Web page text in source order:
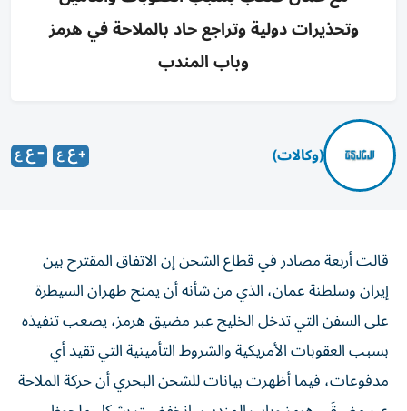
وتحذيرات دولية وتراجع حاد بالملاحة في هرمز
وباب المندب
(وكالات)
قالت أربعة مصادر في قطاع الشحن إن الاتفاق المقترح بين
إيران وسلطنة عمان، الذي من ‌شأنه أن يمنح طهران السيطرة
على السفن التي تدخل الخليج عبر ​مضيق هرمز، يصعب تنفيذه
بسبب العقوبات الأمريكية والشروط التأمينية ‌التي تقيد أي
مدفوعات، فيما أظهرت بيانات للشحن البحري أن حركة الملاحة
عبر مضيقَي هرمز وباب المندب، انخفضت بشكل ملحوظ، ​